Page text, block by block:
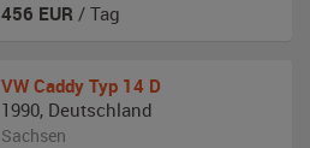
456 EUR / Tag
VW Caddy Typ 14 D
1990, Deutschland
Sachsen